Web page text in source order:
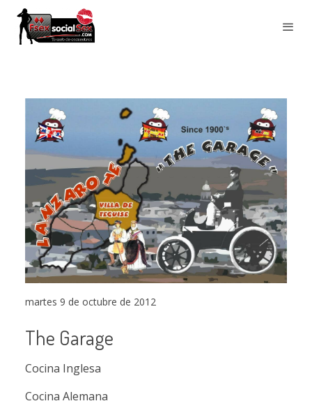
martes 9 de octubre de 2012
The Garage
Cocina Inglesa
Cocina Alemana